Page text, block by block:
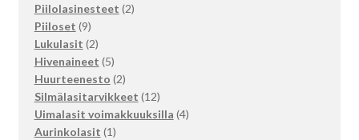
Piilolasinesteet 22
Piiloset 99
tuotetta
Lukulasit 22
tuotetta
Hivenaineet 55
tuotetta
Huurteenesto 22
tuotetta
Silmälasitarvikkeet 1212
tuotetta
Uimalasit voimakkuuksilla 44
Aurinkolasit 11